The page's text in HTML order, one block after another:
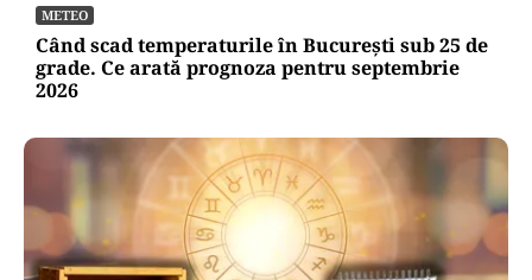
METEO
Când scad temperaturile în București sub 25 de
grade. Ce arată prognoza pentru septembrie
2026